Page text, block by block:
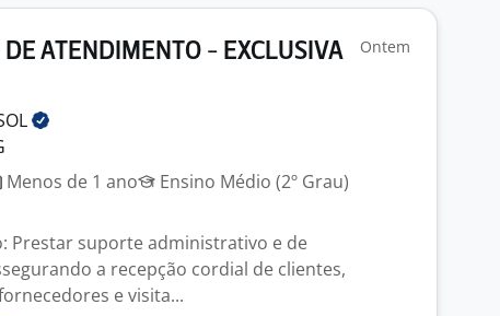
DE ATENDIMENTO - EXCLUSIVA
Ontem
Menos de 1 ano
Ensino Médio (2º Grau)
Prestar suporte administrativo e de
a recepção cordial de clientes,
e visita...